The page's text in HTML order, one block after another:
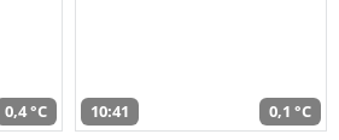
0,4 °C 10:41 0,1 °C